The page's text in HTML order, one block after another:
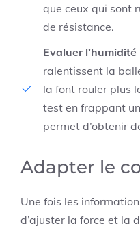
que ceux qui sont
de résistance.
Evaluer l’humidité
ralentissent la
la font rouler plus
test en frappant
permet d’obtenir
Adapter le
Une fois les
d’ajuster la force et la